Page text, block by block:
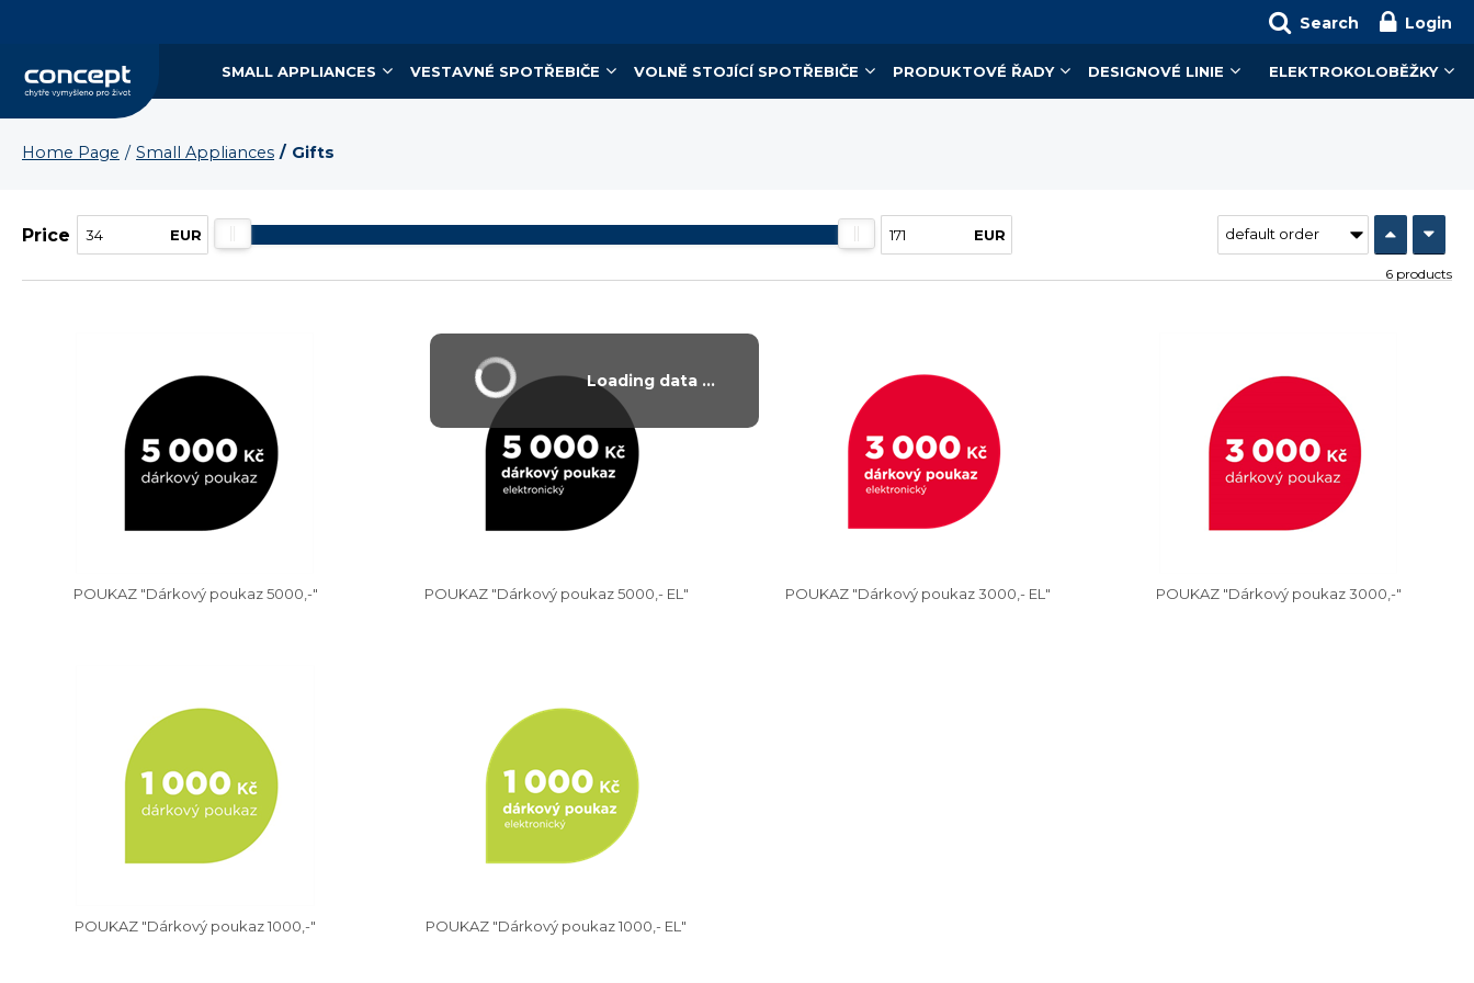
Login
Search
ELEKTROKOLOBĚŽKY
DESIGNOVÉ LINIE
PRODUKTOVÉ ŘADY
VOLNĚ STOJÍCÍ SPOTŘEBIČE
VESTAVNÉ SPOTŘEBIČE
SMALL APPLIANCES
Home Page Small Appliances Gifts
Price EUR EUR
6 products
POUKAZ "Dárkový poukaz 5000,-" POUKAZ "Dárkový poukaz 5000,- EL" POUKAZ "Dárkový poukaz 3000,- EL" POUKAZ "Dárkový poukaz 3000,-"
POUKAZ "Dárkový poukaz 1000,-" POUKAZ "Dárkový poukaz 1000,- EL"
Loading data ...